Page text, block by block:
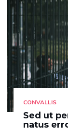
CONVALLIS
Sed ut
natus